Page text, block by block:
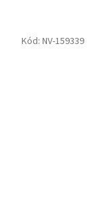
Kód: NV-159339